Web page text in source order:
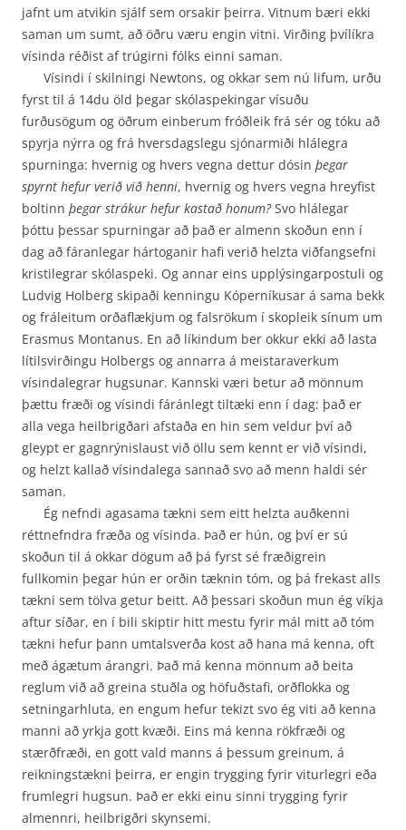
jafnt um atvikin sjálf sem or­sakir þeirra. Vitnum bæri ekki
saman um sumt, að öðru væru engin vitni. Virðing þvílíkra
vísinda réðist af trúgirni fólks einni saman.
Vísindi í skilningi Newtons, og okkar sem nú lifum, urðu
fyrst til á 14du öld þegar skóla­spekingar vísuðu
furðusögum og öðrum einberum fróðleik frá sér og tóku að
spyrja nýrra og frá hversdagslegu sjónarmiði hlálegra
spurninga: hvernig og hvers vegna dettur dósin þegar
spyrnt hefur verið við henni, hvernig og hvers vegna hreyfist
boltinn þegar strákur hefur kastað honum?Svo hlálegar
þóttu þessar spurningar að það er almenn skoðun enn í
dag að fáranlegar hár­toganir hafi verið helzta viðfangsefni
kristilegrar skólaspeki. Og annar eins upplýsingarpostuli og
Ludvig Holberg skipaði kenningu Kóperníkusar á sama bekk
og fráleitum orðaflækjum og fals­rökum í skopleik sínum um
Erasmus Montanus. En að líkindum ber okkur ekki að lasta
lítils­virðingu Holbergs og annarra á meistaraverkum
vísindalegrar hugsunar. Kannski væri betur að mönnum
þættu fræði og vísindi fáránlegt tiltæki enn í dag: það er
alla vega heilbrigðari afstaða en hin sem veldur því að
gleypt er gagnrýnislaust við öllu sem kennt er við vísindi,
og helzt kallað vísindalega sannað svo að menn haldi sér
saman.
Ég nefndi agasama tækni sem eitt helzta auðkenni
réttnefndra fræða og vísinda. Það er hún, og því er sú
skoðun til á okkar dögum að þá fyrst sé fræðigrein
fullkomin þegar hún er orðin tæknin tóm, og þá frekast alls
tækni sem tölva getur beitt. Að þessari skoðun mun ég víkja
aftur síðar, en í bili skiptir hitt mestu fyrir mál mitt að tóm
tækni hefur þann umtalsverða kost að hana má kenna, oft
með ágætum árangri. Það má kenna mönnum að beita
reglum við að greina stuðla og höfuðstafi, orðflokka og
setningarhluta, en engum hefur tekizt svo ég viti að kenna
manni að yrkja gott kvæði. Eins má kenna rökfræði og
stærðfræði, en gott vald manns á þessum greinum, á
reikningstækni þeirra, er engin trygging fyrir viturlegri eða
frumlegri hugsun. Það er ekki einu sinni trygging fyrir
almennri, heilbrigðri skynsemi.